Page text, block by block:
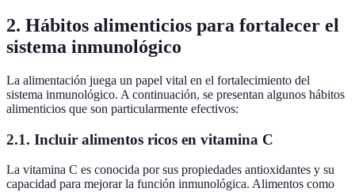
2. Hábitos alimenticios para fortalecer el
sistema inmunológico
La alimentación juega un papel vital en el fortalecimiento del
sistema inmunológico. A continuación, se presentan algunos hábitos
alimenticios que son particularmente efectivos:
2.1. Incluir alimentos ricos en vitamina C
La vitamina C es conocida por sus propiedades antioxidantes y su
capacidad para mejorar la función inmunológica. Alimentos como